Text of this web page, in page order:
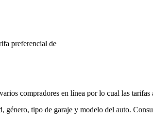
preferencial de
compradores en línea por lo cual las tarifas
género, tipo de garaje y modelo del auto.